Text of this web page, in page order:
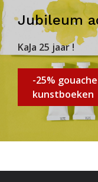
Jubileum
KaJa 25 jaar !
-25%
kunstboeken